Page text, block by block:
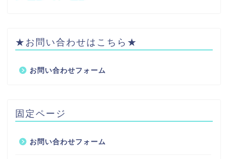
★お問い合わせはこちら★
お問い合わせフォーム
固定ページ
お問い合わせフォーム